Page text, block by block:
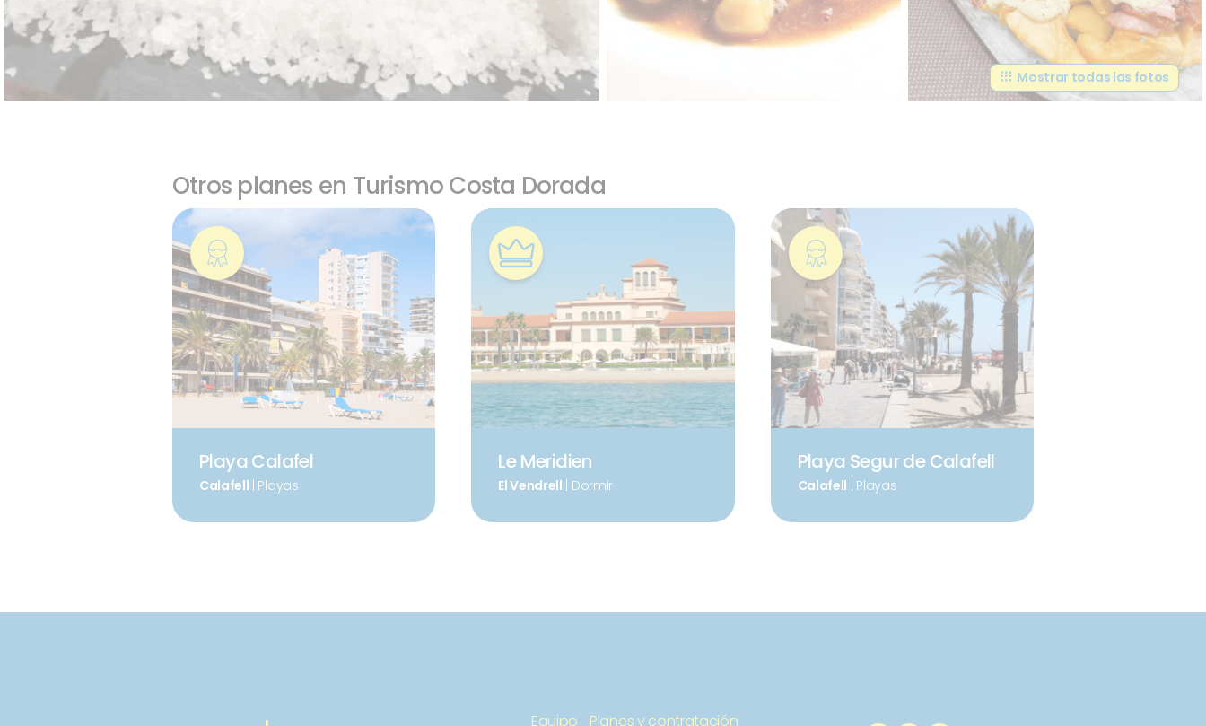
Mostrar todas las fotos
Otros planes en Turismo Costa Dorada
Playa Calafel
Calafell | Playas
Le Meridien
El Vendrell | Dormir
Playa Segur de Calafell
Calafell | Playas
Equipo Planes y contratación